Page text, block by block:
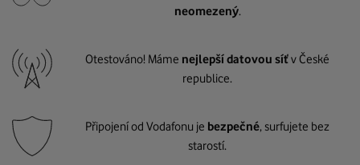
neomezený.
Otestováno! Máme nejlepší datovou síťv České
republice.
Připojení od Vodafonu je bezpečné, surfujete bez
starostí.